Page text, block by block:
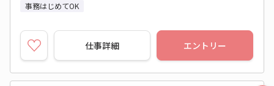
事務はじめてOK
仕事詳細 エントリー